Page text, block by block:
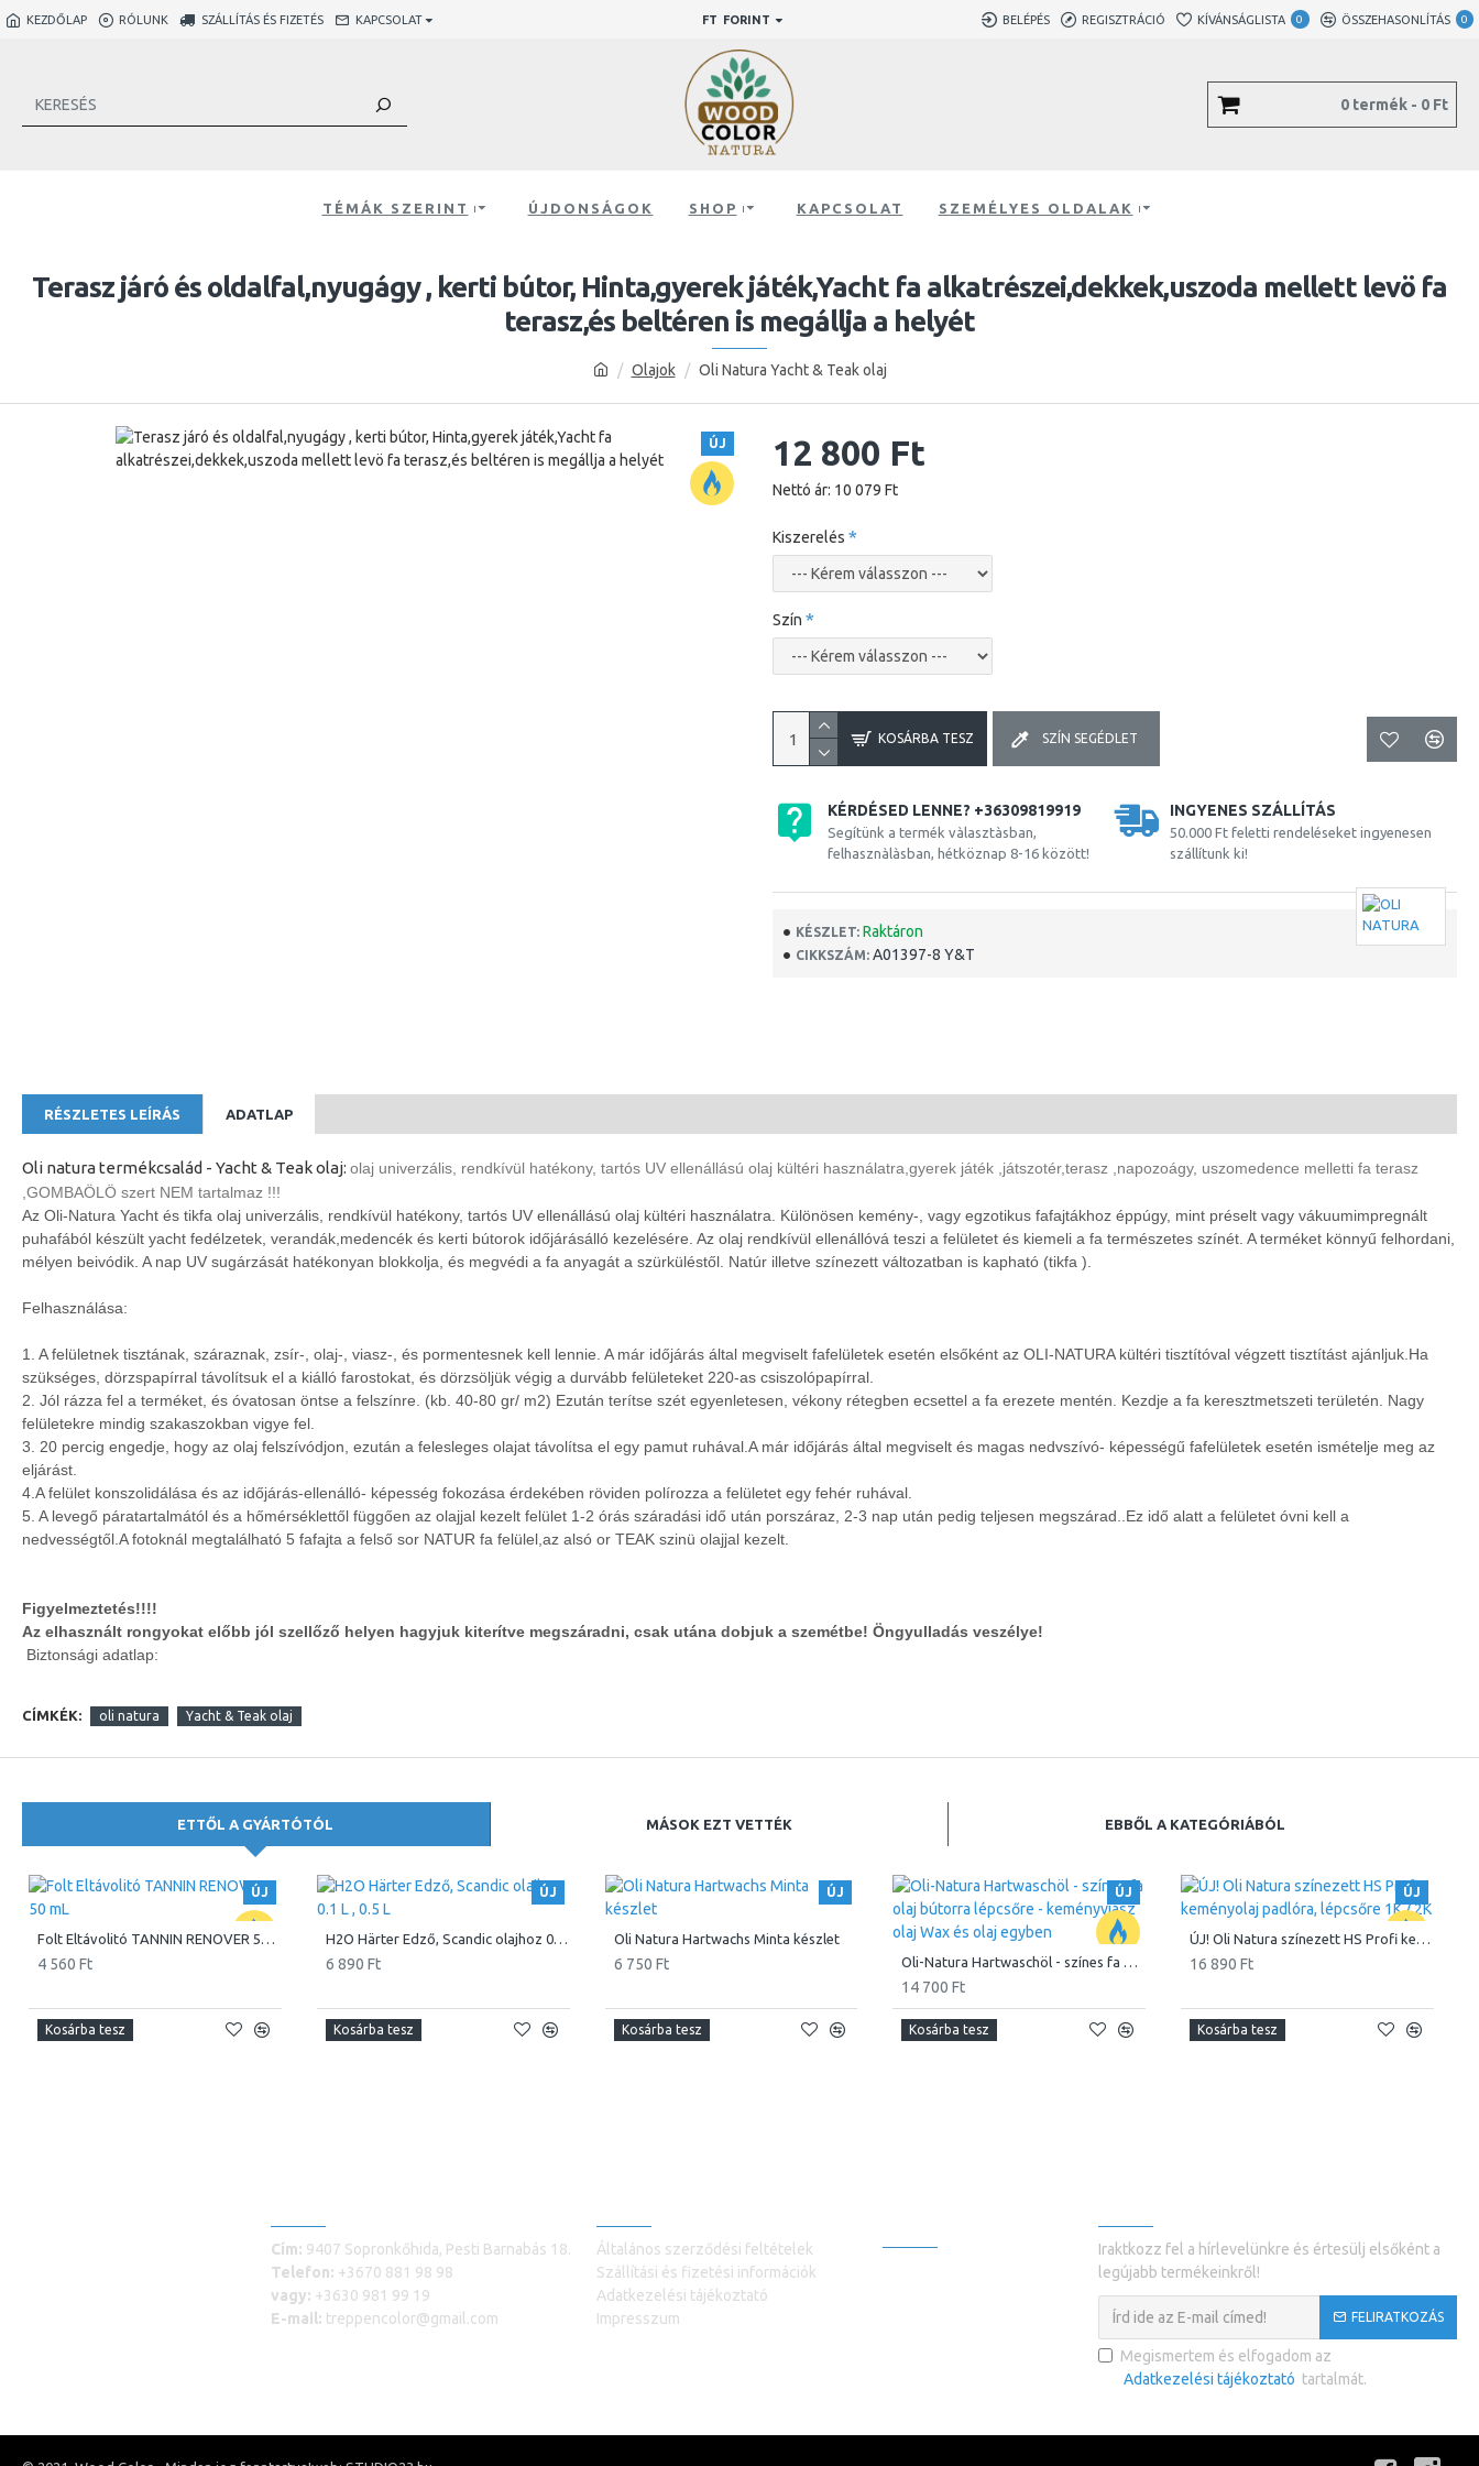
KEZDŐLAP RÓLUNK SZÁLLÍTÁS ÉS FIZETÉS KAPCSOLAT FT FORINT BELÉPÉS REGISZTRÁCIÓ KÍVÁNSÁGLISTA 0 ÖSSZEHASONLÍTÁS 0
0 termék - 0 Ft
TÉMÁK SZERINT ÚJDONSÁGOK SHOP KAPCSOLAT SZEMÉLYES OLDALAK
Olajok Oli Natura Yacht & Teak olaj
Terasz járó és oldalfal,nyugágy , kerti bútor, Hinta,gyerek játék,Yacht fa alkatrészei,dekkek,uszoda mellett levö fa
terasz,és beltéren is megállja a helyét
ÚJ
KÉRDÉSED LENNE? +36309819919
Segítünk a termék vàlasztàsban,
felhasznàlàsban, hétköznap 8-16 között!
INGYENES SZÁLLÍTÁS
50.000 Ft feletti rendeléseket ingyenesen
szállítunk ki!
KÉSZLET: Raktáron
CIKKSZÁM: A01397-8 Y&T
12 800 Ft
Nettó ár: 10 079 Ft
Kiszerelés
Szín
KOSÁRBA TESZ SZÍN SEGÉDLET
RÉSZLETES LEÍRÁS ADATLAP
Oli natura termékcsalád - Yacht & Teak olaj: olaj univerzális, rendkívül hatékony, tartós UV ellenállású olaj kültéri használatra,gyerek játék ,játszotér,terasz ,napozoágy, uszomedence melletti fa terasz
,GOMBAÖLÖ szert NEM tartalmaz !!!
Az Oli-Natura Yacht és tikfa olaj univerzális, rendkívül hatékony, tartós UV ellenállású olaj kültéri használatra. Különösen kemény-, vagy egzotikus fafajtákhoz éppúgy, mint préselt vagy vákuumimpregnált
puhafából készült yacht fedélzetek, verandák,medencék és kerti bútorok időjárásálló kezelésére. Az olaj rendkívül ellenállóvá teszi a felületet és kiemeli a fa természetes színét. A terméket könnyű felhordani,
mélyen beivódik. A nap UV sugárzását hatékonyan blokkolja, és megvédi a fa anyagát a szürküléstől. Natúr illetve színezett változatban is kapható (tikfa ).
Felhasználása:
1. A felületnek tisztának, száraznak, zsír-, olaj-, viasz-, és pormentesnek kell lennie. A már időjárás által megviselt fafelületek esetén elsőként az OLI-NATURA kültéri tisztítóval végzett tisztítást ajánljuk.Ha
szükséges, dörzspapírral távolítsuk el a kiálló farostokat, és dörzsöljük végig a durvább felületeket 220-as csiszolópapírral.
2. Jól rázza fel a terméket, és óvatosan öntse a felszínre. (kb. 40-80 gr/ m2) Ezután terítse szét egyenletesen, vékony rétegben ecsettel a fa erezete mentén. Kezdje a fa keresztmetszeti területén. Nagy
felületekre mindig szakaszokban vigye fel.
3. 20 percig engedje, hogy az olaj felszívódjon, ezután a felesleges olajat távolítsa el egy pamut ruhával.A már időjárás által megviselt és magas nedvszívó- képességű fafelületek esetén ismételje meg az
eljárást.
4.A felület konszolidálása és az időjárás-ellenálló- képesség fokozása érdekében röviden polírozza a felületet egy fehér ruhával.
5. A levegő páratartalmától és a hőmérséklettől függően az olajjal kezelt felület 1-2 órás száradási idő után porszáraz, 2-3 nap után pedig teljesen megszárad..Ez idő alatt a felületet óvni kell a
nedvességtől.A fotoknál megtalálható 5 fafajta a felső sor NATUR fa felülel,az alsó or TEAK szinü olajjal kezelt.
Figyelmeztetés!!!!
Az elhasznált rongyokat előbb jól szellőző helyen hagyjuk kiterítve megszáradni, csak utána dobjuk a szemétbe! Öngyulladás veszélye!
Biztonsági adatlap:
CÍMKÉK: oli natura Yacht & Teak olaj
ETTŐL A GYÁRTÓTÓL MÁSOK EZT VETTÉK EBBŐL A KATEGÓRIÁBÓL
ÚJ
Folt Eltávolitó TANNIN RENOVER 50 mL
4 560 Ft
Kosárba tesz
ÚJ
H2O Härter Edző, Scandic olajhoz 0.1 L , 0.5 L
6 890 Ft
Kosárba tesz
ÚJ
Oli Natura Hartwachs Minta készlet
6 750 Ft
Kosárba tesz
ÚJ
Oli-Natura Hartwaschöl - színes fa olaj bútorra lépcsőre - keményviasz olaj Wax és olaj egyben
14 700 Ft
Kosárba tesz
ÚJ
ÚJ! Oli Natura színezett HS Profi keményolaj padlóra, lépcsőre 1K / 2K
16 890 Ft
Kosárba tesz
Cím: 9407 Sopronkőhida, Pesti Barnabás 18.
Telefon: +3670 881 98 98
vagy: +3630 981 99 19
E-mail: treppencolor@gmail.com
Általános szerződési feltételek
Szállítási és fizetési információk
Adatkezelési tájékoztató
Impresszum
Iraktkozz fel a hírlevelünkre és értesülj elsőként a
legújabb termékeinkről!
FELIRATKOZÁS
Megismertem és elfogadom az
Adatkezelési tájékoztató tartalmát.